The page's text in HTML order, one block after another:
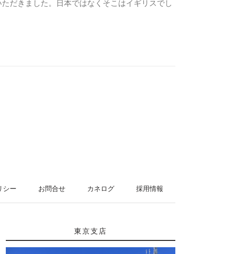
だきました。日本ではなくそこはイギリスでし
シー お問合せ カネログ 採用情報
東京支店